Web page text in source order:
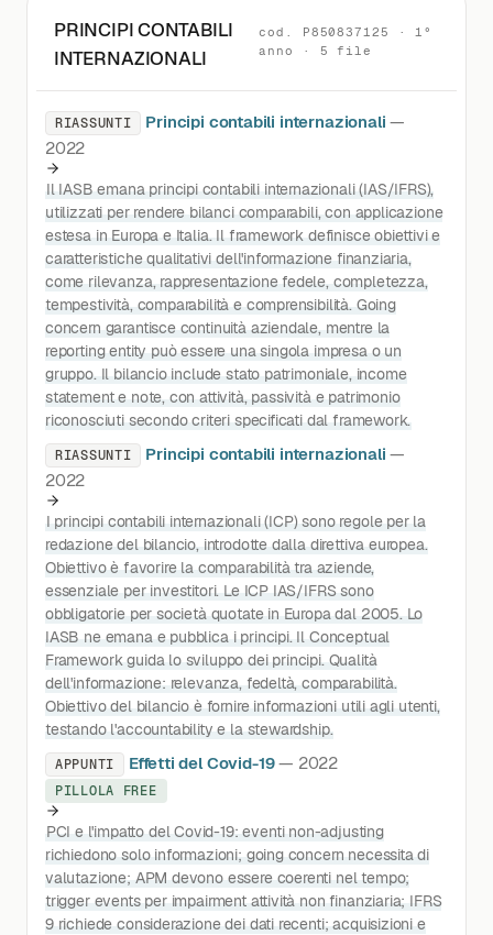
PRINCIPI CONTABILI
INTERNAZIONALI
cod. P850837125 · 1°
anno · 5 file
RIASSUNTI Principi contabili internazionali —
2022
Il IASB emana principi contabili internazionali (IAS/IFRS),
utilizzati per rendere bilanci comparabili, con applicazione
estesa in Europa e Italia. Il framework definisce obiettivi e
caratteristiche qualitativi dell'informazione finanziaria,
come rilevanza, rappresentazione fedele, completezza,
tempestività, comparabilità e comprensibilità. Going
concern garantisce continuità aziendale, mentre la
reporting entity può essere una singola impresa o un
gruppo. Il bilancio include stato patrimoniale, income
statement e note, con attività, passività e patrimonio
riconosciuti secondo criteri specificati dal framework.
RIASSUNTI Principi contabili internazionali—
2022
I principi contabili internazionali (ICP) sono regole per la
redazione del bilancio, introdotte dalla direttiva europea.
Obiettivo è favorire la comparabilità tra aziende,
essenziale per investitori. Le ICP IAS/IFRS sono
obbligatorie per società quotate in Europa dal 2005. Lo
IASB ne emana e pubblica i principi. Il Conceptual
Framework guida lo sviluppo dei principi. Qualità
dell'informazione: relevanza, fedeltà, comparabilità.
Obiettivo del bilancio è fornire informazioni utili agli utenti,
testando l'accountability e la stewardship.
APPUNTI Effetti del Covid-19 — 2022
PILLOLA FREE
PCI e l'impatto del Covid-19: eventi non-adjusting
richiedono solo informazioni; going concern necessita di
valutazione; APM devono essere coerenti nel tempo;
trigger events per impairment attività non finanziaria; IFRS
9 richiede considerazione dei dati recenti; acquisizioni e